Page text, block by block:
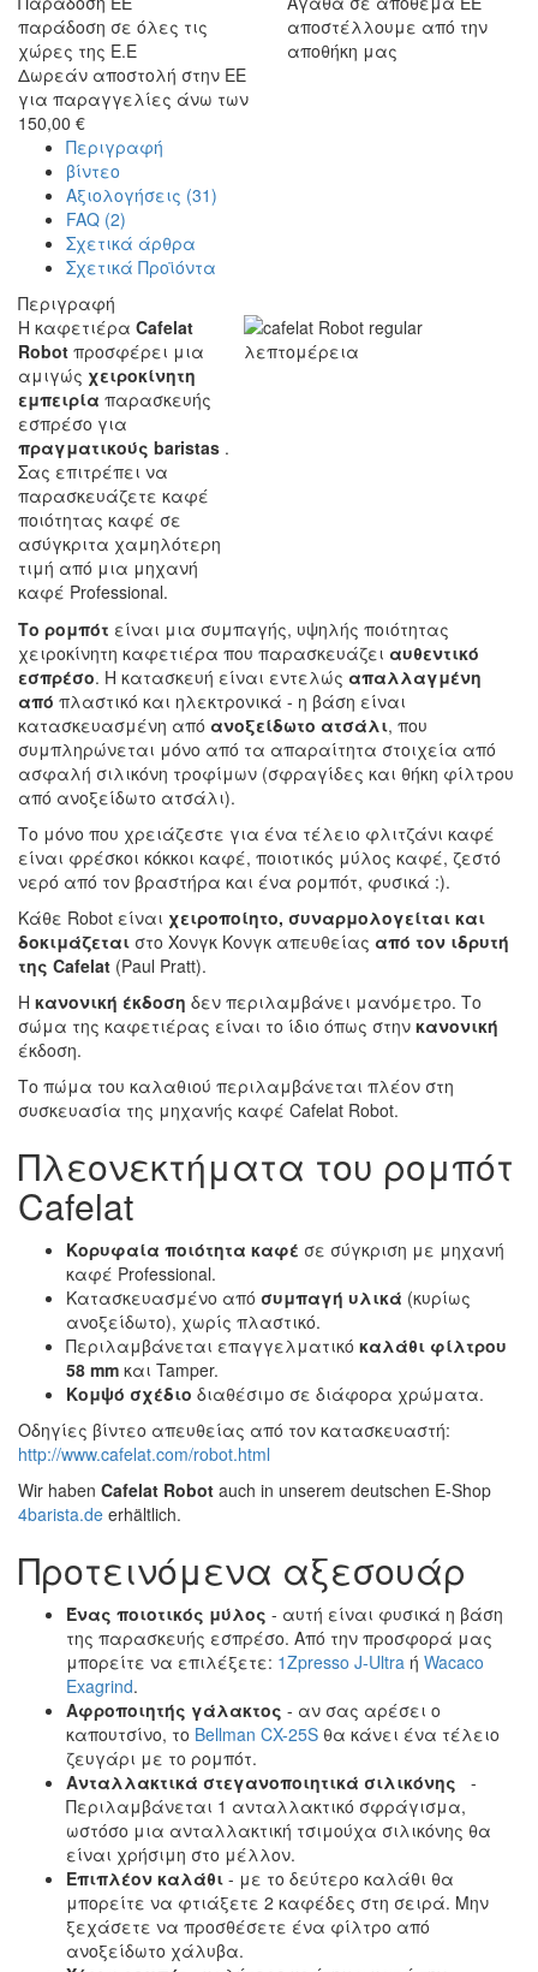
παράδοση σε όλες τις
χώρες της Ε.Ε
αποστέλλουμε από την
αποθήκη μας
Δωρεάν αποστολή στην ΕΕ
για παραγγελίες άνω των
150,00 €
Περιγραφή
βίντεο
Αξιολογήσεις (31)
FAQ (2)
Σχετικά άρθρα
Σχετικά Προϊόντα
Περιγραφή
Η καφετιέρα Cafelat
Robot προσφέρει μια
αμιγώς χειροκίνητη
εμπειρία παρασκευής
εσπρέσο για
πραγματικούς baristas .
Σας επιτρέπει να
παρασκευάζετε καφέ
ποιότητας καφέ σε
ασύγκριτα χαμηλότερη
τιμή από μια μηχανή
καφέ Professional.
Το ρομπότ είναι μια συμπαγής, υψηλής ποιότητας
χειροκίνητη καφετιέρα που παρασκευάζει αυθεντικό
εσπρέσο. Η κατασκευή είναι εντελώς απαλλαγμένη
από πλαστικό και ηλεκτρονικά - η βάση είναι
κατασκευασμένη από ανοξείδωτο ατσάλι, που
συμπληρώνεται μόνο από τα απαραίτητα στοιχεία από
ασφαλή σιλικόνη τροφίμων (σφραγίδες και θήκη φίλτρου
από ανοξείδωτο ατσάλι).
Το μόνο που χρειάζεστε για ένα τέλειο φλιτζάνι καφέ
είναι φρέσκοι κόκκοι καφέ, ποιοτικός μύλος καφέ, ζεστό
νερό από τον βραστήρα και ένα ρομπότ, φυσικά :).
Κάθε Robot είναι χειροποίητο, συναρμολογείται και
δοκιμάζεται στο Χονγκ Κονγκ απευθείας από τον ιδρυτή
της Cafelat (Paul Pratt).
Η κανονική έκδοση δεν περιλαμβάνει μανόμετρο. Το
σώμα της καφετιέρας είναι το ίδιο όπως στην κανονική
έκδοση.
Το πώμα του καλαθιού περιλαμβάνεται πλέον στη
συσκευασία της μηχανής καφέ Cafelat Robot.
Πλεονεκτήματα του ρομπότ
Cafelat
Κορυφαία ποιότητα καφέ σε σύγκριση με μηχανή
καφέ Professional.
Κατασκευασμένο από συμπαγή υλικά (κυρίως
ανοξείδωτο), χωρίς πλαστικό.
Περιλαμβάνεται επαγγελματικό καλάθι φίλτρου
58 mm και Tamper.
Κομψό σχέδιο διαθέσιμο σε διάφορα χρώματα.
Οδηγίες βίντεο απευθείας από τον κατασκευαστή:
http://www.cafelat.com/robot.html
Wir haben Cafelat Robot auch in unserem deutschen E-Shop
4barista.de erhältlich.
Προτεινόμενα αξεσουάρ
Ένας ποιοτικός μύλος - αυτή είναι φυσικά η βάση
της παρασκευής εσπρέσο. Από την προσφορά μας
μπορείτε να επιλέξετε: 1Zpresso J-Ultra ή Wacaco
Exagrind.
Αφροποιητής γάλακτος - αν σας αρέσει ο
καπουτσίνο, το Bellman CX-25S θα κάνει ένα τέλειο
ζευγάρι με το ρομπότ.
Ανταλλακτικά στεγανοποιητικά σιλικόνης
-
Περιλαμβάνεται 1 ανταλλακτικό σφράγισμα,
ωστόσο μια ανταλλακτική τσιμούχα σιλικόνης θα
είναι χρήσιμη στο μέλλον.
Επιπλέον καλάθι - με το δεύτερο καλάθι θα
μπορείτε να φτιάξετε 2 καφέδες στη σειρά. Μην
ξεχάσετε να προσθέσετε ένα φίλτρο από
ανοξείδωτο χάλυβα.